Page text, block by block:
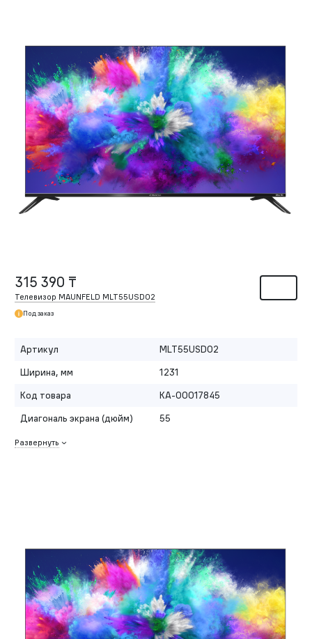
315 390 ₸
Телевизор MAUNFELD MLT55USD02
Под заказ
Артикул
MLT55USD02
Ширина, мм
1231
Код товара
КА-00017845
Диагональ экрана (дюйм)
55
Развернуть